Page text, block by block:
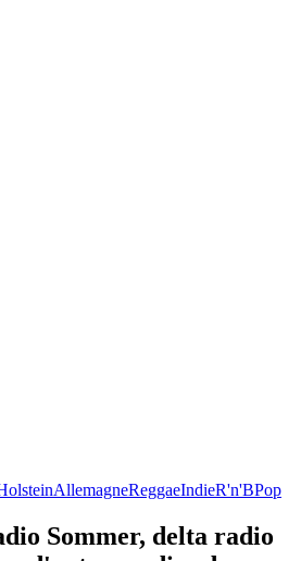
AllemagneReggaeIndieR'n'BPop
Sommer, delta radio